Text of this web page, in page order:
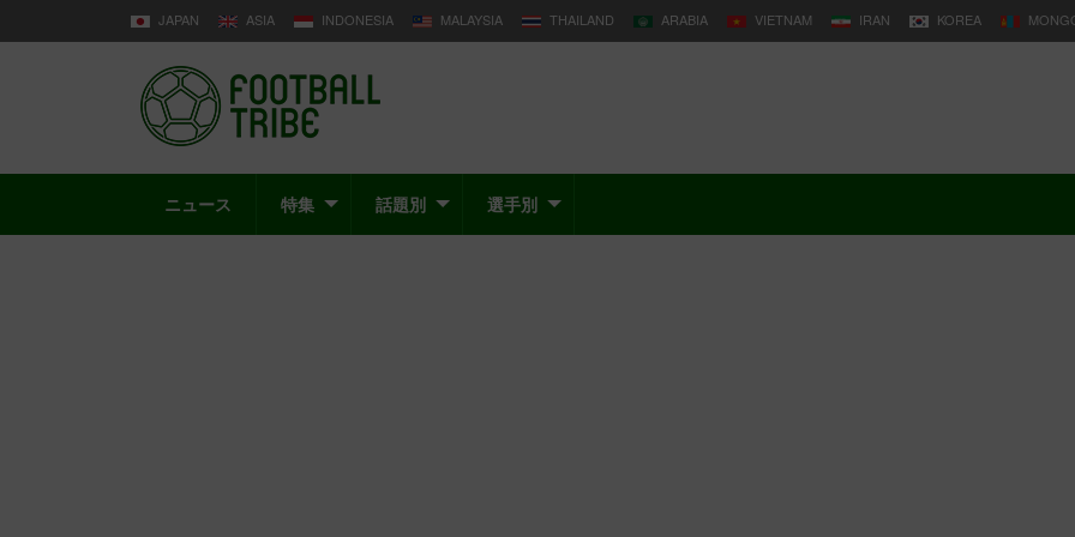
JAPAN ASIA INDONESIA MALAYSIA THAILAND ARABIA VIETNAM IRAN KOREA
ニュース 特集 話題別 選手別